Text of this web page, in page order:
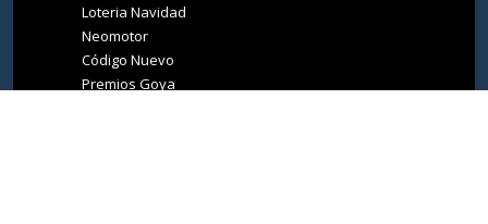
Loteria Navidad
Neomotor
Código Nuevo
Premios Goya